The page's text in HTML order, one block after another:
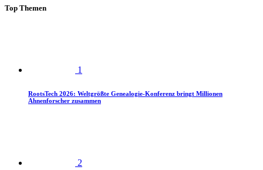
Top Themen
1
RootsTech 2026: Weltgrößte Genealogie-Konferenz bringt Millionen
Ahnenforscher zusammen
2